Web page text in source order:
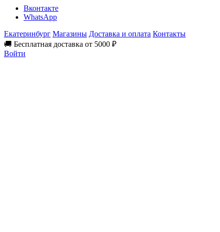
Вконтакте
WhatsApp
Екатеринбург Магазины Доставка и оплата Контакты
🚚 Бесплатная доставка от 5000 ₽
Войти